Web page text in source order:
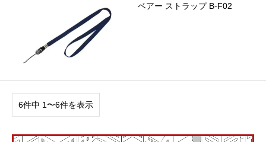
ベアー ストラップ B-F02
6件中 1〜6件を表示